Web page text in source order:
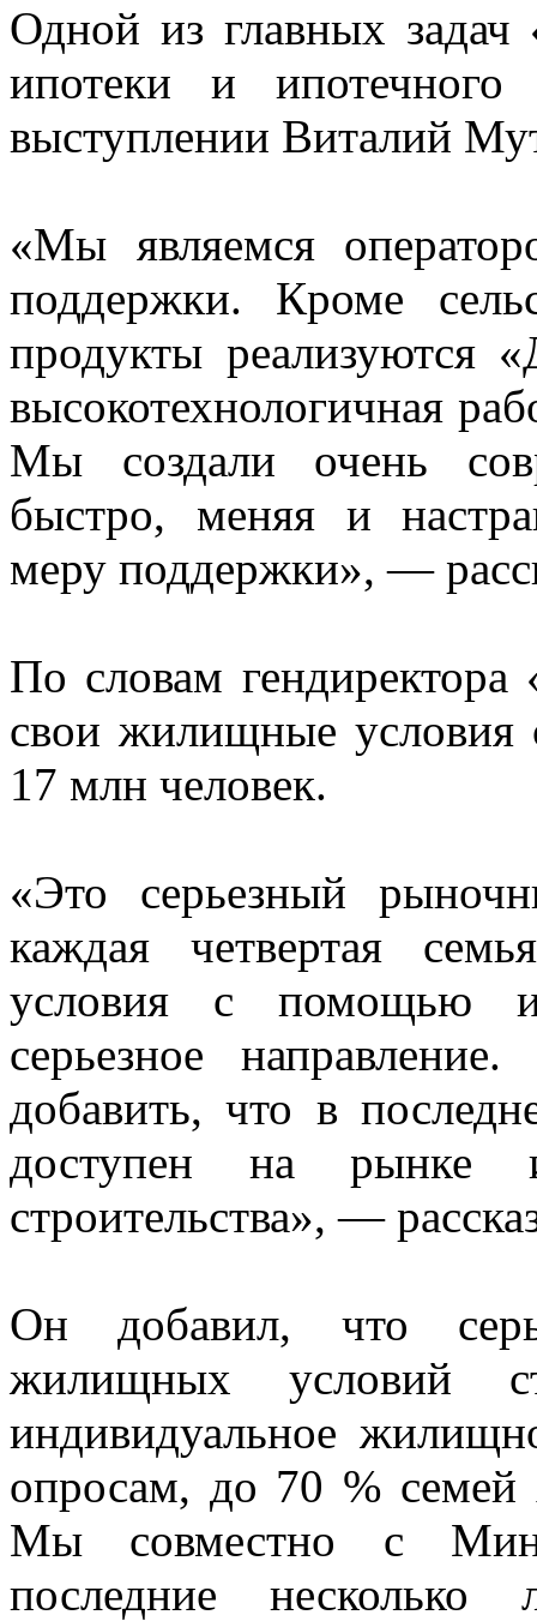
Одной из главных
ипотеки и
выступлении Виталий
«Мы являемся
поддержки. Кроме
продукты реализуются
высокотехнологичная
Мы создали очень
быстро, меняя и
меру поддержки», —
По словам
свои жилищные
17 млн человек.
«Это серьезный
каждая четвертая
условия с помощью
серьезное
добавить, что в
доступен на рынке
строительства», —
Он добавил, что
жилищных условий
индивидуальное
опросам, до 70 %
Мы совместно с
последние несколько